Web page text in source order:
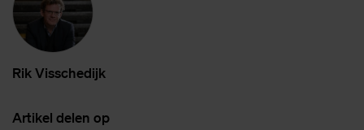
Rik Vis­sche­dijk
Ar­ti­kel de­len op